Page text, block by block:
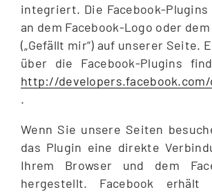
integriert. Die Facebook-Plugins
an dem Facebook-Logo oder
(„Gefällt mir“) auf unserer Seite.
über die Facebook-Plugins
http://
.
Wenn Sie unsere Seiten
das Plugin eine direkte
Ihrem Browser und dem
hergestellt. Facebook erhält